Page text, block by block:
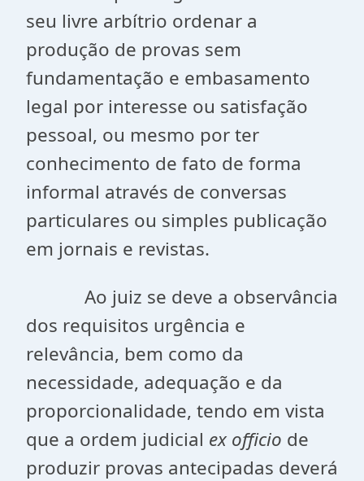
seu livre arbítrio ordenar a
produção de provas sem
fundamentação e embasamento
legal por interesse ou satisfação
pessoal, ou mesmo por ter
conhecimento de fato de forma
informal através de conversas
particulares ou simples publicação
em jornais e revistas.
Ao juiz se deve a observância
dos requisitos urgência e
relevância, bem como da
necessidade, adequação e da
proporcionalidade, tendo em vista
que a ordem judicial ex officio de
produzir provas antecipadas deverá